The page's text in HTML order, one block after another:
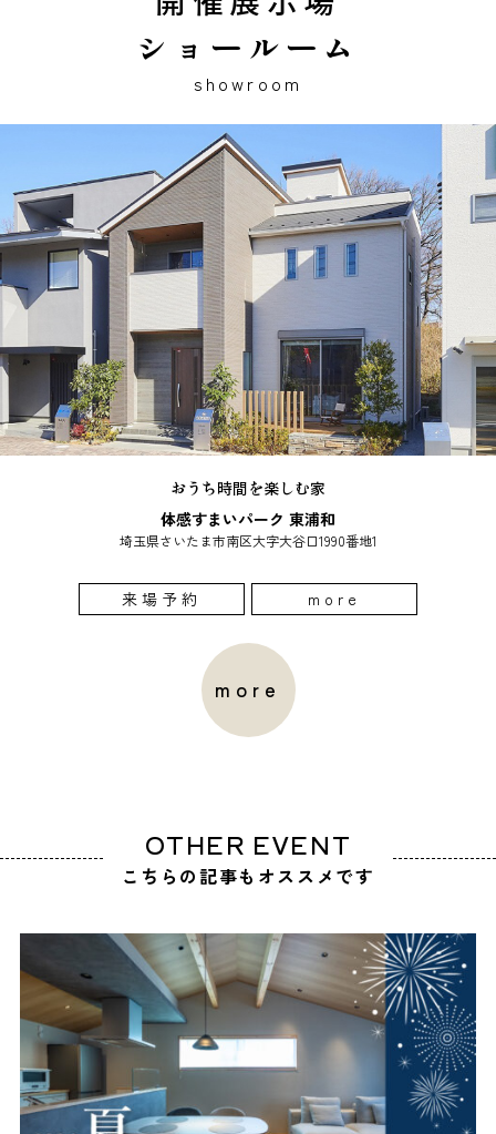
ショールーム
showroom
おうち時間を楽しむ家
体感すまいパーク 東浦和
埼玉県さいたま市南区大字大谷口1990番地1
来場予約 more
more
OTHER EVENT
こちらの記事もオススメです